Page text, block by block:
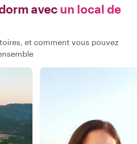
avec un local de
et comment vous pouvez